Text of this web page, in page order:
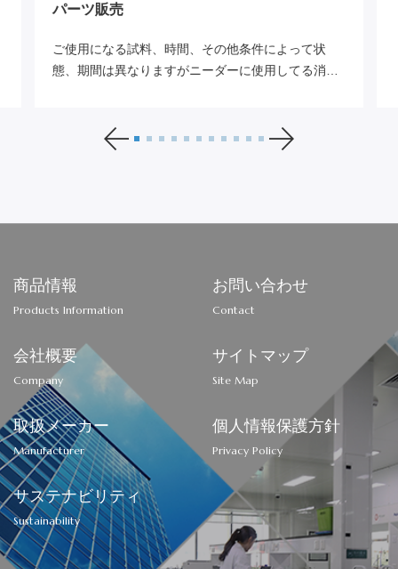
パーツ販売
ご使用になる試料、時間、その他条件によって状
態、期間は異なりますがニーダーに使用してる消耗
耗品の交換、部品の調整をしてコンディションを保
商品情報
Products Information
会社概要
Company
取扱メーカー
Manufacturer
サステナビリティ
Sustainability
お問い合わせ
Contact
サイトマップ
Site Map
個人情報保護方針
Privacy Policy